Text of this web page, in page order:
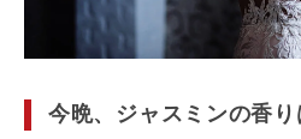
今晩、ジャスミンの香